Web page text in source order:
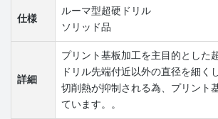
仕様
ルーマ型超硬ドリル
ソリッド品
詳細
プリント基板加工を主目的とした
ドリル先端付近以外の直径を細く
切削熱が抑制される為、プリント
ています。。